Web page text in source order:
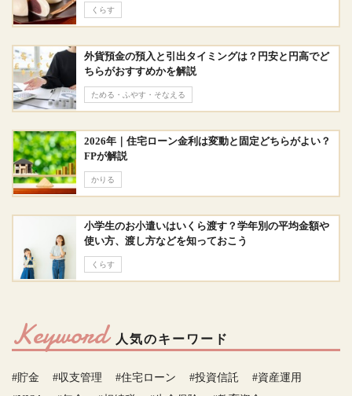
くらす
外貨預金の預入と引出タイミングは？円安と円高でど
ちらがおすすめかを解説
ためる・ふやす・そなえる
2026年｜住宅ローン金利は変動と固定どちらがよい？
FPが解説
かりる
小学生のお小遣いはいくら渡す？学年別の平均金額や
使い方、渡し方などを知っておこう
くらす
Keyword 人気のキーワード
#貯金 #収支管理 #住宅ローン #投資信託
#資産運用